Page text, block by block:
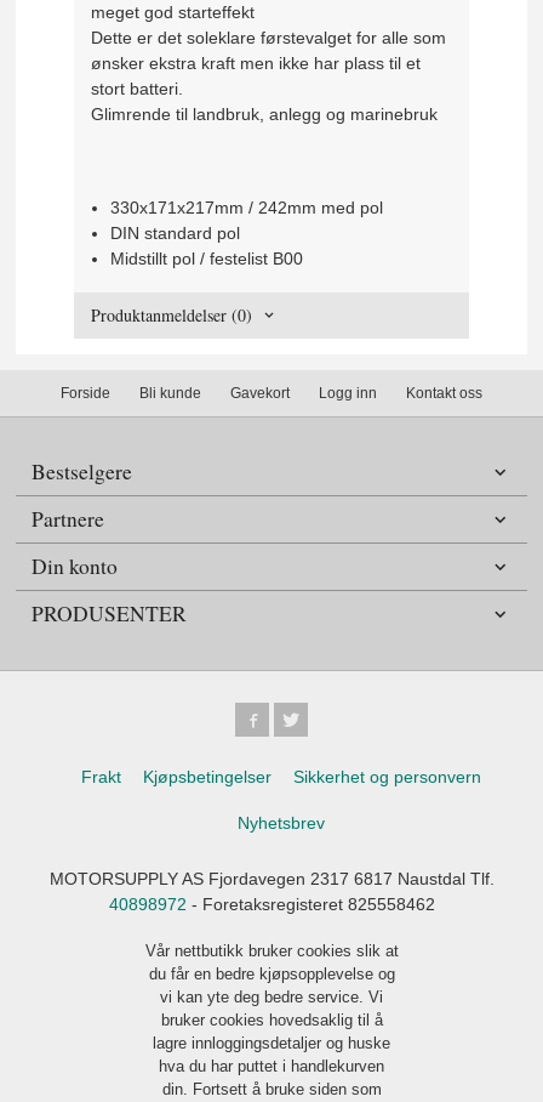
meget god starteffekt
Dette er det soleklare førstevalget for alle som
ønsker ekstra kraft men ikke har plass til et
stort batteri.
Glimrende til landbruk, anlegg og marinebruk
330x171x217mm / 242mm med pol
DIN standard pol
Midstillt pol / festelist B00
Produktanmeldelser (0)
Forside Bli kunde Gavekort Logg inn Kontakt oss
Bestselgere
Partnere
Din konto
PRODUSENTER
Frakt Kjøpsbetingelser Sikkerhet og personvern
Nyhetsbrev
MOTORSUPPLY AS Fjordavegen 2317 6817 Naustdal Tlf.
40898972 - Foretaksregisteret 825558462
Vår nettbutikk bruker cookies slik at
du får en bedre kjøpsopplevelse og
vi kan yte deg bedre service. Vi
bruker cookies hovedsaklig til å
lagre innloggingsdetaljer og huske
hva du har puttet i handlekurven
din. Fortsett å bruke siden som